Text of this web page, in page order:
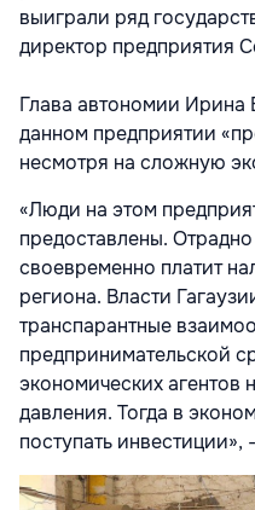
выиграли ряд
директор предприятия
Глава автономии Ирина
данном предприятии
несмотря на сложную
«Люди на этом
предоставлены.
своевременно платит
региона. Власти
транспарантные
предпринимательской
экономических агентов
давления. Тогда в
поступать